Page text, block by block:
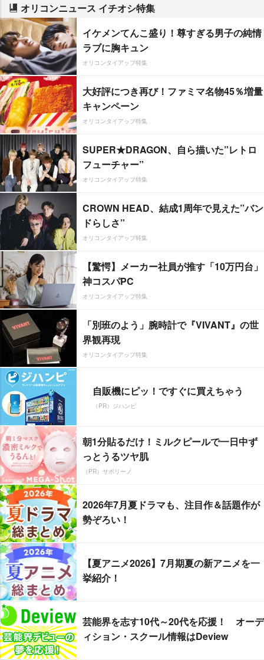
オリコンニュース イチオシ特集
イケメンてんこ盛り！尊すぎる男子の純情
ラブに胸キュン
オリコンタイアップ特集
大好評につき再び！ファミマ名物45％増量
キャンペーン
オリコンタイアップ特集
SUPER★DRAGON、自ら描いた”レトロ
フューチャー”
オリコンタイアップ特集
CROWN HEAD、結成1周年で見えた”バン
ドらしさ”
オリコンタイアップ特集
【驚愕】メーカー社員が推す「10万円台」
神コスパPC
オリコンタイアップ特集
「別班のよう」腕時計で『VIVANT』の世
界観再現
オリコンタイアップ特集
自販機にピッ！ですぐに買えちゃう
（PR）ジハンピ
朝1分貼るだけ！ミルクピールで一日中ず
っとうるツヤ肌
（PR）サボリーノ
2026年7月夏ドラマも、注目作＆話題作が
勢ぞろい！
【夏アニメ2026】7月期夏の新アニメを一
挙紹介！
芸能界を志す10代～20代を応援！ オーデ
ィション・スクール情報はDeview